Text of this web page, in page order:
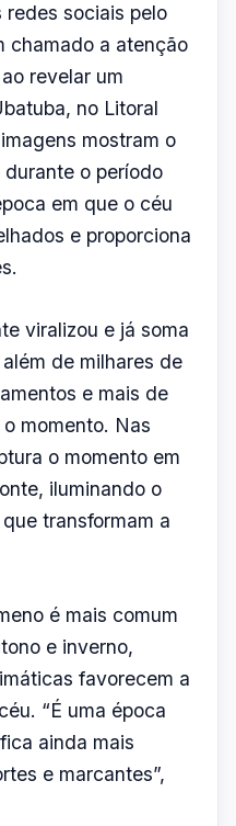
redes sociais pelo
chamado a atenção
revelar um
no Litoral
mostram o
o período
em que o céu
e proporciona
viralizou e já soma
de milhares de
e mais de
momento. Nas
o momento em
iluminando o
transformam a
é mais comum
e inverno,
favorecem a
“É uma época
ainda mais
e marcantes”,